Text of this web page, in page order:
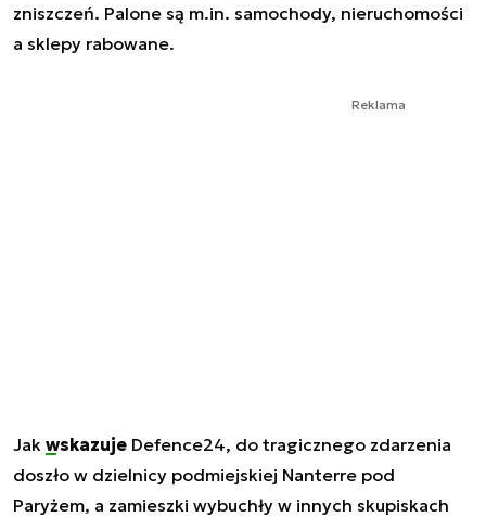
zniszczeń. Palone są m.in. samochody, nieruchomości
a sklepy rabowane.
Reklama
Jak wskazuje Defence24, do tragicznego zdarzenia
doszło w dzielnicy podmiejskiej Nanterre pod
Paryżem, a zamieszki wybuchły w innych skupiskach